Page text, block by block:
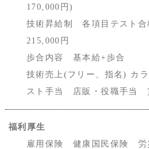
170,000円)
技術昇給制 各項目テスト
215,000円
歩合内容 基本給+歩合
技術売上(フリー、指名) カ
スト手当 店販・役職手当
福利厚生
雇用保険 健康国民保険 労